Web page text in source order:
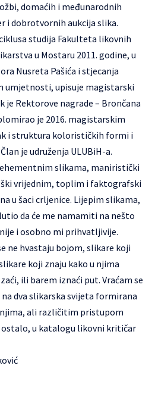
domaćih i međunarodnih
i dobrotvornih aukcija slika.
studija Fakulteta likovnih
u Mostaru 2011. godine, u
Nusreta Pašića i stjecanja
umjetnosti, upisuje magistarski
Rektorove nagrade – Brončana
je 2016. magistarskim
i struktura kolorističkih formi i
je udruženja ULUBiH-a.
slikama, maniristički
vrijednim, toplim i faktografski
u šaci crljenice. Lijepim slikama,
da će me namamiti na nešto
i osobno mi prihvatljivije.
ne hvastaju bojom, slikare koji
koji znaju kako u njima
ili barem iznaći put. Vraćam se
dva slikarska svijeta formirana
ali različitim pristupom
u katalogu likovni kritičar